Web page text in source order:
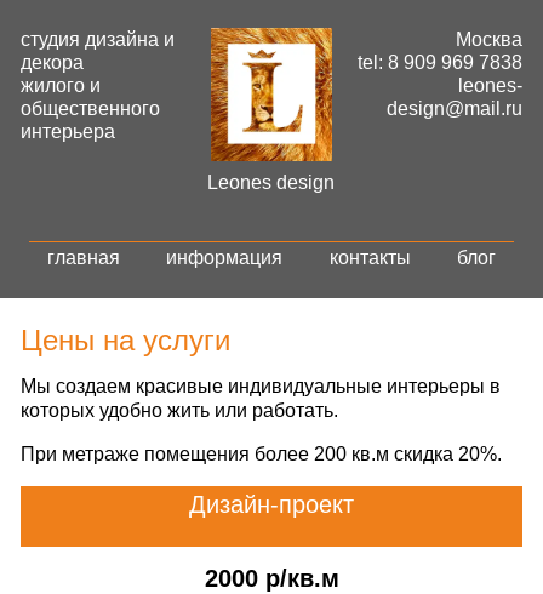
студия дизайна и
декора
жилого и
общественного
интерьера
Leones design
Москва
tel: 8 909 969 7838
leones-
design@mail.ru
главная информация контакты блог
Цены на услуги
Мы создаем красивые индивидуальные интерьеры в
которых удобно жить или работать.
При метраже помещения более 200 кв.м скидка 20%.
Дизайн-проект
2000 р/кв.м